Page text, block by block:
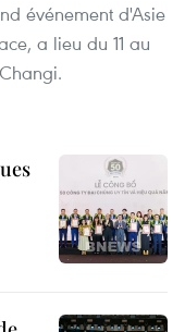
événement d'Asie
a lieu du 11 au